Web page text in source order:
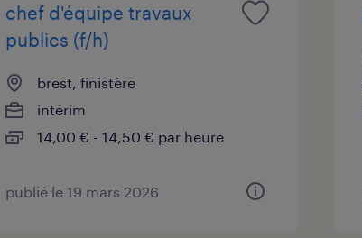
chef d'équipe travaux
publics (f/h)
brest, finistère
intérim
14,00 € - 14,50 € par heure
publié le 19 mars 2026